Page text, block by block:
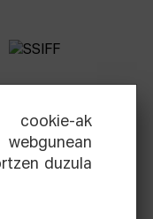
ak
duzula